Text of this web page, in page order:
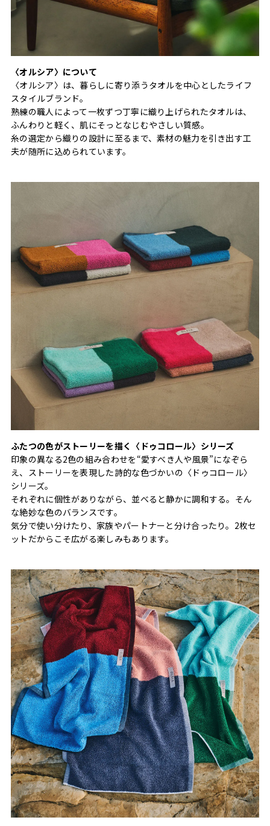
〈オルシア〉について
〈オルシア〉は、暮らしに寄り添うタオルを中心としたライフ
スタイルブランド。
熟練の職人によって一枚ずつ丁寧に織り上げられたタオルは、
ふんわりと軽く、肌にそっとなじむやさしい質感。
糸の選定から織りの設計に至るまで、素材の魅力を引き出す工
夫が随所に込められています。
ふたつの色がストーリーを描く〈ドゥコロール〉シリーズ
印象の異なる2色の組み合わせを“愛すべき人や風景”になぞら
え、ストーリーを表現した詩的な色づかいの〈ドゥコロール〉
シリーズ。
それぞれに個性がありながら、並べると静かに調和する。そん
な絶妙な色のバランスです。
気分で使い分けたり、家族やパートナーと分け合ったり。2枚セ
ットだからこそ広がる楽しみもあります。